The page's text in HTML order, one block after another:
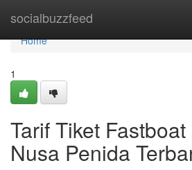
socialbuzzfeed
Home
Home
1
Tarif Tiket
Nusa Penida